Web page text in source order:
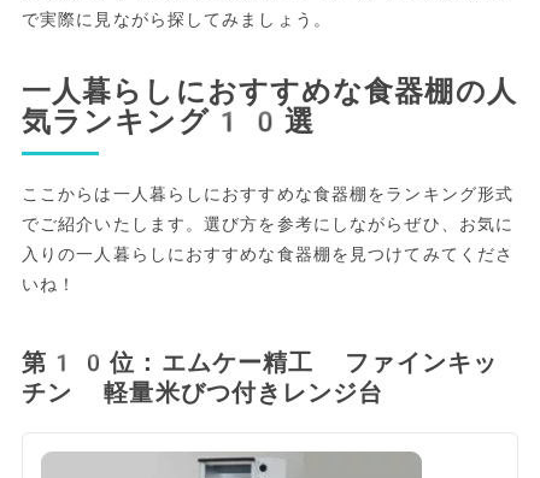
で実際に見ながら探してみましょう。
一人暮らしにおすすめな食器棚の人
気ランキング10選
ここからは一人暮らしにおすすめな食器棚をランキング形式
でご紹介いたします。選び方を参考にしながらぜひ、お気に
入りの一人暮らしにおすすめな食器棚を見つけてみてくださ
いね！
第10位：エムケー精工 ファインキッ
チン 軽量米びつ付きレンジ台